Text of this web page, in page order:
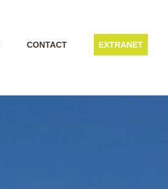
CONTACT EXTRANET